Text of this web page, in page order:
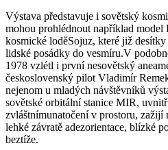
Výstava představuje i sovětský
mohou prohlédnout například model
kosmické loděSojuz, které již
lidské posádky do vesmíru.V
1978 vzlétl i první nesovětský
československý pilot Vladimír
nejenom u mladých návštěvníků
sovětské orbitální stanice MIR,
zvláštnímunatočení v prostoru, zažijí
lehké závratě adezorientace, blízké
beztíže.